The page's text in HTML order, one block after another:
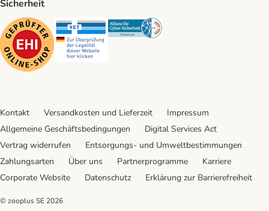
Sicherheit
Security Security Security
Kontakt Versandkosten und Lieferzeit
Impressum
Allgemeine Geschäftsbedingungen
Digital Services Act
Vertrag widerrufen
Entsorgungs- und Umweltbestimmungen
Zahlungsarten
Über uns Partnerprogramme
Karriere
Corporate Website
Datenschutz Erklärung zur Barrierefreiheit
© zooplus SE 2026